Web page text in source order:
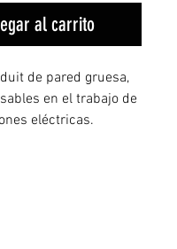
al carrito
de pared gruesa,
en el trabajo de
eléctricas.